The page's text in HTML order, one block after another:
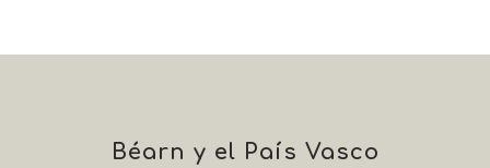
Béarn y el País Vasco